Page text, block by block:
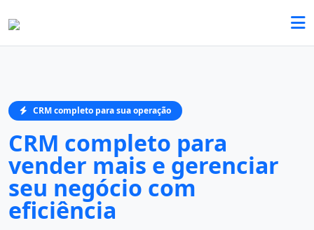
CRM completo para sua operação
CRM completo para
vender mais e gerenciar
seu negócio com
eficiência